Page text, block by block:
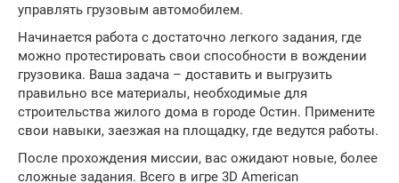
управлять грузовым автомобилем.
Начинается работа с достаточно легкого задания, где
можно протестировать свои способности в вождении
грузовика. Ваша задача – доставить и выгрузить
правильно все материалы, необходимые для
строительства жилого дома в городе Остин. Примените
свои навыки, заезжая на площадку, где ведутся работы.
После прохождения миссии, вас ожидают новые, более
сложные задания. Всего в игре 3D American